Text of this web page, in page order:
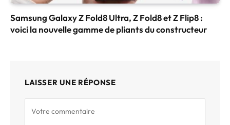
Samsung Galaxy Z Fold8 Ultra, Z Fold8 et Z Flip8 :
voici la nouvelle gamme de pliants du constructeur
LAISSER UNE RÉPONSE